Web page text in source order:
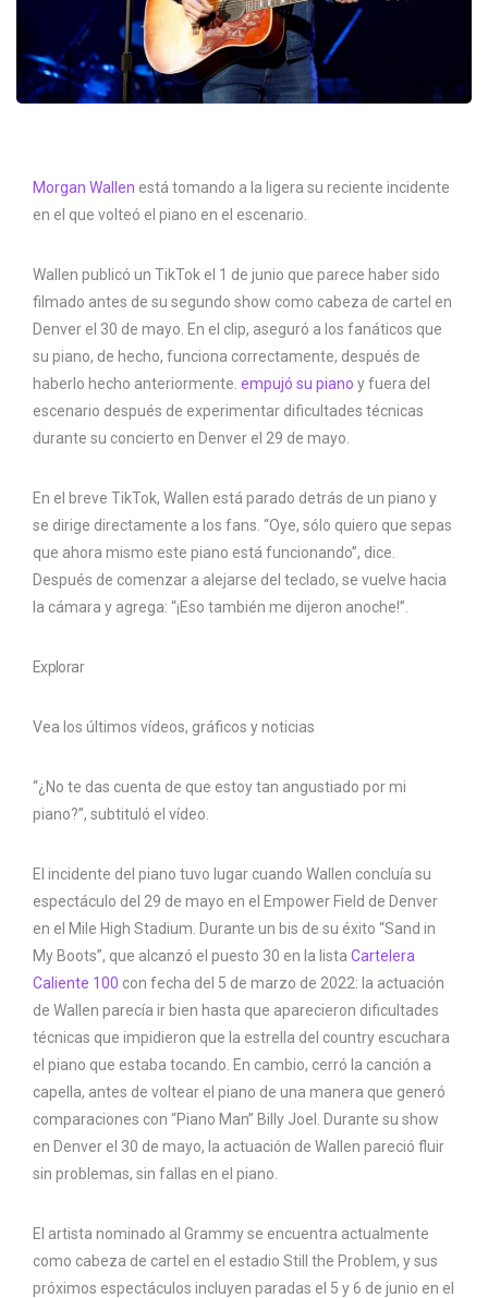
Morgan Wallen está tomando a la ligera su reciente incidente
en el que volteó el piano en el escenario.
Wallen publicó un TikTok el 1 de junio que parece haber sido
filmado antes de su segundo show como cabeza de cartel en
Denver el 30 de mayo. En el clip, aseguró a los fanáticos que
su piano, de hecho, funciona correctamente, después de
haberlo hecho anteriormente. empujó su piano y fuera del
escenario después de experimentar dificultades técnicas
durante su concierto en Denver el 29 de mayo.
En el breve TikTok, Wallen está parado detrás de un piano y
se dirige directamente a los fans. “Oye, sólo quiero que sepas
que ahora mismo este piano está funcionando”, dice.
Después de comenzar a alejarse del teclado, se vuelve hacia
la cámara y agrega: “¡Eso también me dijeron anoche!”.
Explorar
Vea los últimos vídeos, gráficos y noticias
“¿No te das cuenta de que estoy tan angustiado por mi
piano?”, subtituló el vídeo.
El incidente del piano tuvo lugar cuando Wallen concluía su
espectáculo del 29 de mayo en el Empower Field de Denver
en el Mile High Stadium. Durante un bis de su éxito “Sand in
My Boots”, que alcanzó el puesto 30 en la lista Cartelera
Caliente 100 con fecha del 5 de marzo de 2022: la actuación
de Wallen parecía ir bien hasta que aparecieron dificultades
técnicas que impidieron que la estrella del country escuchara
el piano que estaba tocando. En cambio, cerró la canción a
capella, antes de voltear el piano de una manera que generó
comparaciones con “Piano Man” Billy Joel. Durante su show
en Denver el 30 de mayo, la actuación de Wallen pareció fluir
sin problemas, sin fallas en el piano.
El artista nominado al Grammy se encuentra actualmente
como cabeza de cartel en el estadio Still the Problem, y sus
próximos espectáculos incluyen paradas el 5 y 6 de junio en el